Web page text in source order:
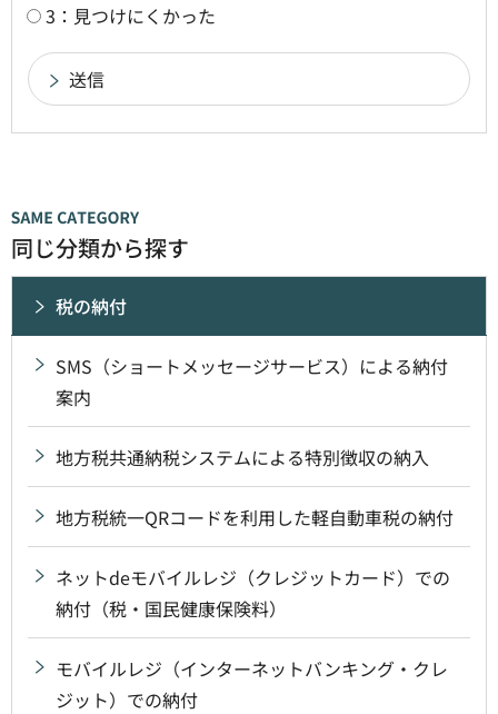
3：見つけにくかった
同じ分類から探す
税の納付
SMS（ショートメッセージサービス）による納付
案内
地方税共通納税システムによる特別徴収の納入
地方税統一QRコードを利用した軽自動車税の納付
ネットdeモバイルレジ（クレジットカード）での
納付（税・国民健康保険料）
モバイルレジ（インターネットバンキング・クレ
ジット）での納付